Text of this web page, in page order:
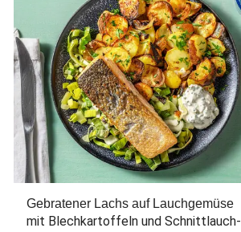
Gebratener Lachs auf Lauchgemüse
mit Blechkartoffeln und Schnittlauch-